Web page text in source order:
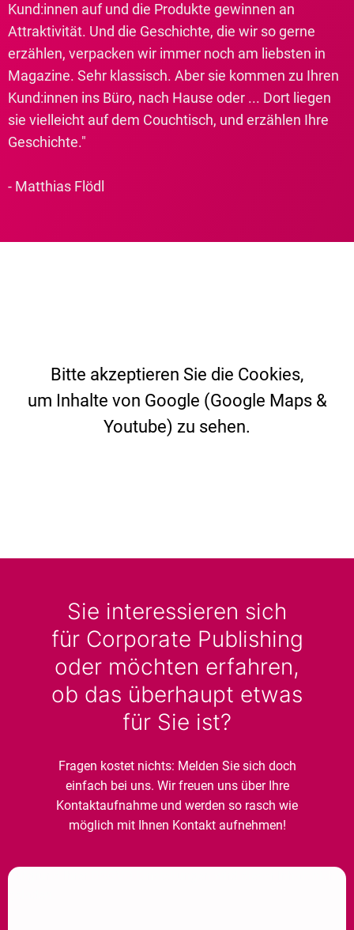
Kund:innen auf und die Produkte gewinnen an
Attraktivität. Und die Geschichte, die wir so gerne
erzählen, verpacken wir immer noch am liebsten in
Magazine. Sehr klassisch. Aber sie kommen zu Ihren
Kund:innen ins Büro, nach Hause oder ... Dort liegen
sie vielleicht auf dem Couchtisch, und erzählen Ihre
Geschichte."
- Matthias Flödl
Bitte akzeptieren Sie die Cookies,
um Inhalte von Google (Google Maps &
Youtube) zu sehen.
Sie interessieren sich
für Corporate Publishing
oder möchten erfahren,
ob das überhaupt etwas
für Sie ist?
Fragen kostet nichts: Melden Sie sich doch
einfach bei uns. Wir freuen uns über Ihre
Kontaktaufnahme und werden so rasch wie
möglich mit Ihnen Kontakt aufnehmen!
Aufgrund Ihrer DSGVO Einstellungen wird dieser Inhalt nicht